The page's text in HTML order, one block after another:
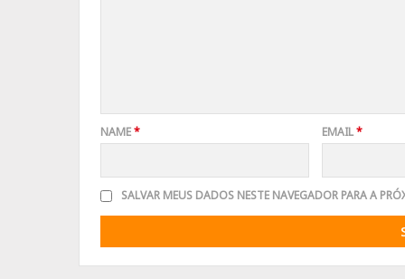
NAME* EMAIL*
SALVAR MEUS DADOS NESTE NAVEGADOR PARA A